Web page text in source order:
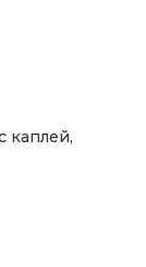
каплей,